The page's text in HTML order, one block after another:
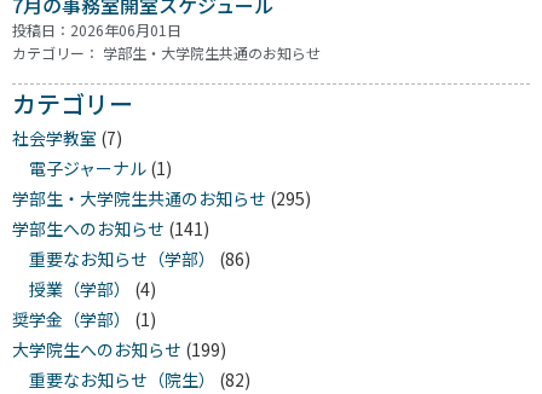
投稿日：2026年06月01日
カテゴリー： 学部生・大学院生共通のお知らせ
カテゴリー
社会学教室 (7)
電子ジャーナル (1)
学部生・大学院生共通のお知らせ (295)
学部生へのお知らせ (141)
重要なお知らせ（学部）
(86)
授業（学部）
(4)
奨学金（学部）
(1)
大学院生へのお知らせ (199)
重要なお知らせ（院生）
(82)